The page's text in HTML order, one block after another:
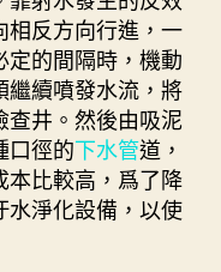
相反方向行進，一
的間隔時，機動
繼續噴發水流，將
查井。然後由吸泥
口徑的下水管道，
本比較高，爲了降
水淨化設備，以使